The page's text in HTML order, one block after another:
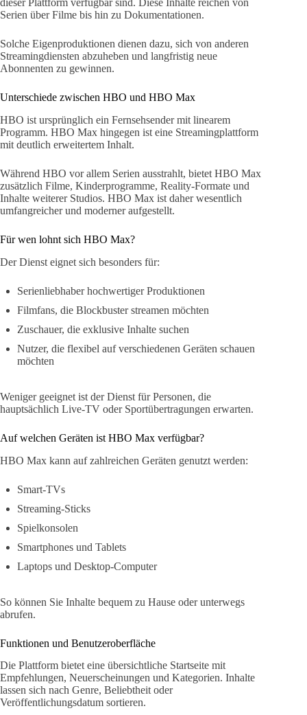
dieser Plattform verfügbar sind. Diese Inhalte reichen von
Serien über Filme bis hin zu Dokumentationen.
Solche Eigenproduktionen dienen dazu, sich von anderen
Streamingdiensten abzuheben und langfristig neue
Abonnenten zu gewinnen.
Unterschiede zwischen HBO und HBO Max
HBO ist ursprünglich ein Fernsehsender mit linearem
Programm. HBO Max hingegen ist eine Streamingplattform
mit deutlich erweitertem Inhalt.
Während HBO vor allem Serien ausstrahlt, bietet HBO Max
zusätzlich Filme, Kinderprogramme, Reality-Formate und
Inhalte weiterer Studios. HBO Max ist daher wesentlich
umfangreicher und moderner aufgestellt.
Für wen lohnt sich HBO Max?
Der Dienst eignet sich besonders für:
Serienliebhaber hochwertiger Produktionen
Filmfans, die Blockbuster streamen möchten
Zuschauer, die exklusive Inhalte suchen
Nutzer, die flexibel auf verschiedenen Geräten schauen
möchten
Weniger geeignet ist der Dienst für Personen, die
hauptsächlich Live-TV oder Sportübertragungen erwarten.
Auf welchen Geräten ist HBO Max verfügbar?
HBO Max kann auf zahlreichen Geräten genutzt werden:
Smart-TVs
Streaming-Sticks
Spielkonsolen
Smartphones und Tablets
Laptops und Desktop-Computer
So können Sie Inhalte bequem zu Hause oder unterwegs
abrufen.
Funktionen und Benutzeroberfläche
Die Plattform bietet eine übersichtliche Startseite mit
Empfehlungen, Neuerscheinungen und Kategorien. Inhalte
lassen sich nach Genre, Beliebtheit oder
Veröffentlichungsdatum sortieren.